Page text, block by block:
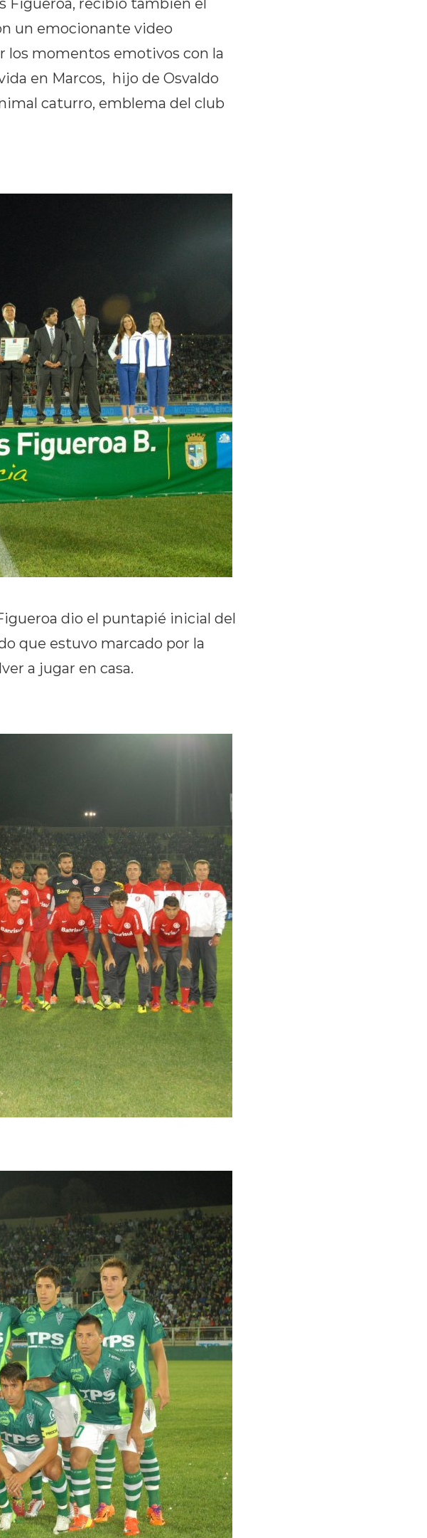
un emocionante video
los momentos emotivos con la
en Marcos, hijo de Osvaldo
caturro, emblema del club
dio el puntapié inicial del
que estuvo marcado por la
a jugar en casa.